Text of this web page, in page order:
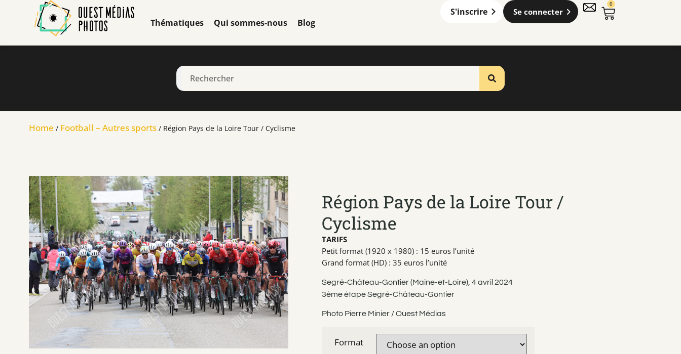
Thématiques Qui sommes-nous Blog
S'inscrire Se connecter
0
Home / Football – Autres sports / Région Pays de la Loire Tour / Cyclisme
Région Pays de la Loire Tour /
Cyclisme
TARIFS
Petit format (1920 x 1980) : 15 euros l’unité
Grand format (HD) : 35 euros l’unité
Segré-Château-Gontier (Maine-et-Loire), 4 avril 2024
3ème étape Segré-Château-Gontier
Photo Pierre Minier / Ouest Médias
Format